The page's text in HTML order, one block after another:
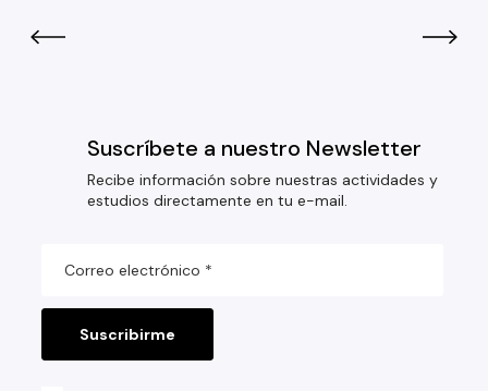
Suscríbete a nuestro Newsletter
Recibe información sobre nuestras actividades y
estudios directamente en tu e-mail.